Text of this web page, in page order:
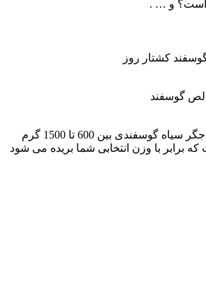
است؟ و … .
کشتار روز
گوسفند
وزن هر عدد جگر سیاه گوسفندی بین 600 تا 1500 گرم
برابر با وزن انتخابی شما بریده می شود